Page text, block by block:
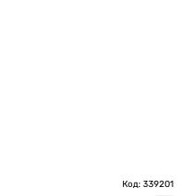
Код: 339201